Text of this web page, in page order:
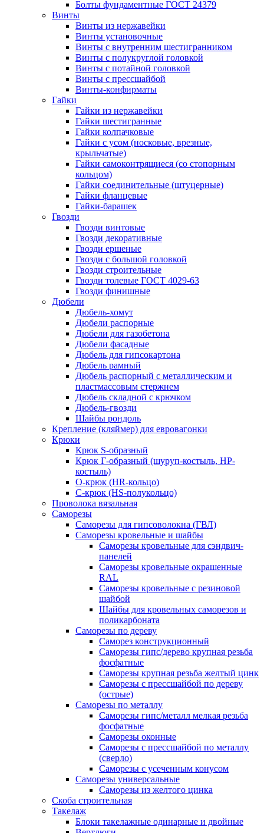
Болты фундаментные ГОСТ 24379
Винты
Винты из нержавейки
Винты установочные
Винты c внутренним шестигранником
Винты с полукруглой головкой
Винты с потайной головкой
Винты с прессшайбой
Винты-конфирматы
Гайки
Гайки из нержавейки
Гайки шестигранные
Гайки колпачковые
Гайки с усом (носковые, врезные,
крыльчатые)
Гайки самоконтрящиеся (со стопорным
кольцом)
Гайки соединительные (штуцерные)
Гайки фланцевые
Гайки-барашек
Гвозди
Гвозди винтовые
Гвозди декоративные
Гвозди ершеные
Гвозди с большой головкой
Гвозди строительные
Гвозди толевые ГОСТ 4029-63
Гвозди финишные
Дюбели
Дюбель-хомут
Дюбели распорные
Дюбели для газобетона
Дюбели фасадные
Дюбель для гипсокартона
Дюбель рамный
Дюбель распорный с металлическим и
пластмассовым стержнем
Дюбель складной с крючком
Дюбель-гвозди
Шайбы рондоль
Крепление (кляймер) для евровагонки
Крюки
Крюк S-образный
Крюк Г-образный (шуруп-костыль, НР-
костыль)
О-крюк (HR-кольцо)
С-крюк (HS-полукольцо)
Проволока вязальная
Саморезы
Саморезы для гипсоволокна (ГВЛ)
Саморезы кровельные и шайбы
Саморезы кровельные для сэндвич-
панелей
Саморезы кровельные окрашенные
RAL
Саморезы кровельные с резиновой
шайбой
Шайбы для кровельных саморезов и
поликарбоната
Саморезы по дереву
Саморез конструкционный
Саморезы гипс/дерево крупная резьба
фосфатные
Саморезы крупная резьба желтый цинк
Саморезы с прессшайбой по дереву
(острые)
Саморезы по металлу
Саморезы гипс/металл мелкая резьба
фосфатные
Саморезы оконные
Саморезы с прессшайбой по металлу
(сверло)
Саморезы с усеченным конусом
Саморезы универсальные
Саморезы из желтого цинка
Скоба строительная
Такелаж
Блоки такелажные одинарные и двойные